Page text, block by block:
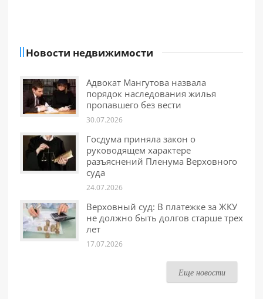
Новости недвижимости
Адвокат Мангутова назвала
порядок наследования жилья
пропавшего без вести
30.07.2026
Госдума приняла закон о
руководящем характере
разъяснений Пленума Верховного
суда
24.07.2026
Верховный суд: В платежке за ЖКУ
не должно быть долгов старше трех
лет
17.07.2026
Еще новости